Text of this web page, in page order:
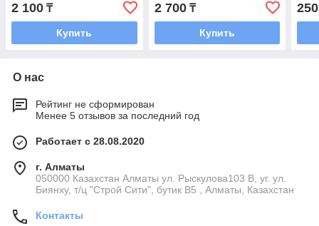
2 100 ₸
Купить
2 700₸
Купить
250
О нас
Рейтинг не сформирован
Менее 5 отзывов за последний год
Работает с 28.08.2020
г. Алматы
050000 Казахстан Алматы ул. Рыскулова103 В, уг. ул.
Биянху, т/ц "Строй Сити", бутик В5 , Алматы, Казахстан
Контакты